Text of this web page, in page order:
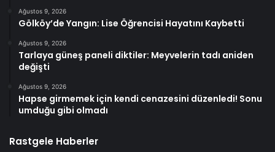
Ağustos 9, 2026
Gölköy’de Yangın: Lise Öğrencisi Hayatını Kaybetti
Ağustos 9, 2026
Tarlaya güneş paneli diktiler: Meyvelerin tadı aniden
değişti
Ağustos 9, 2026
Hapse girmemek için kendi cenazesini düzenledi! Sonu
umduğu gibi olmadı
Rastgele Haberler